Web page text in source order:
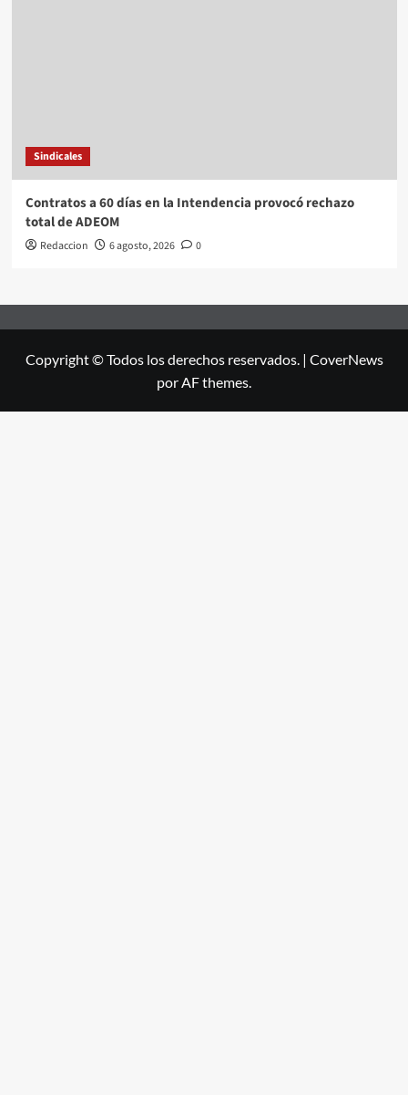
Sindicales
Contratos a 60 días en la Intendencia provocó rechazo
total de ADEOM
Redaccion 6 agosto, 2026 0
Copyright © Todos los derechos reservados. | CoverNews
por AF themes.